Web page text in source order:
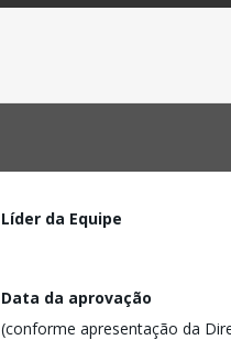
Líder da Equipe
Data da aprovação
(conforme apresentação da